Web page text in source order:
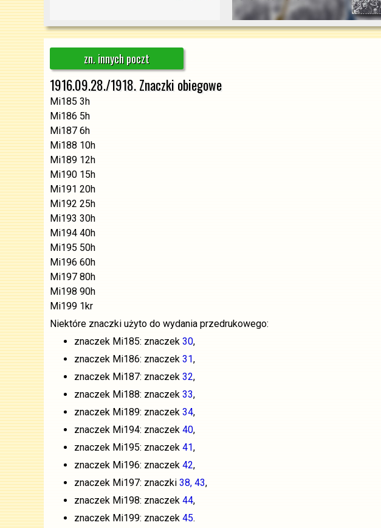
zn. innych poczt
1916.09.28./1918. Znaczki obiegowe
Mi185 3h
Mi186 5h
Mi187 6h
Mi188 10h
Mi189 12h
Mi190 15h
Mi191 20h
Mi192 25h
Mi193 30h
Mi194 40h
Mi195 50h
Mi196 60h
Mi197 80h
Mi198 90h
Mi199 1kr
Niektóre znaczki użyto do wydania przedrukowego:
znaczek Mi185: znaczek 30,
znaczek Mi186: znaczek 31,
znaczek Mi187: znaczek 32,
znaczek Mi188: znaczek 33,
znaczek Mi189: znaczek 34,
znaczek Mi194: znaczek 40,
znaczek Mi195: znaczek 41,
znaczek Mi196: znaczek 42,
znaczek Mi197: znaczki 38, 43,
znaczek Mi198: znaczek 44,
znaczek Mi199: znaczek 45.